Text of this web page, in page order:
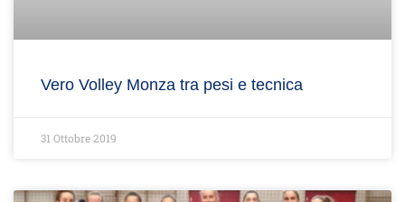
Vero Volley Monza tra pesi e tecnica
31 Ottobre 2019